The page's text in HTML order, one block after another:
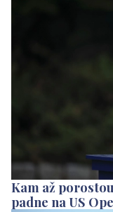
Kam až
padne na US